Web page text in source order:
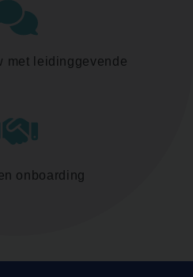
met leidinggevende
onboarding